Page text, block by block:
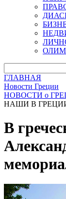
ГЛАВНАЯ
Новости Греции
НОВОСТИ о
НАШИ В
В